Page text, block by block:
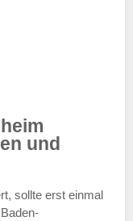
und
sollte erst einmal